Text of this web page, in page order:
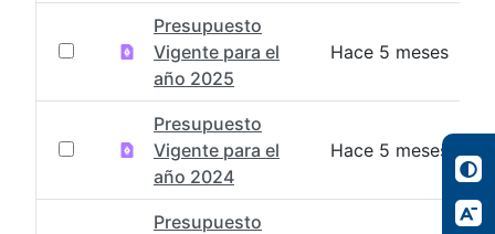
Presupuesto
Vigente para el
año 2025
Hace 5 meses
Presupuesto
Vigente para el
año 2024
Hace 5 meses
Presupuesto